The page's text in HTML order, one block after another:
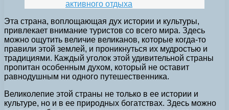
активного отдыха
Эта страна, воплощающая дух истории и культуры,
привлекает внимание туристов со всего мира. Здесь
можно ощутить величие великанов, которые когда-то
правили этой землей, и проникнуться их мудростью и
традициями. Каждый уголок этой удивительной страны
пропитан особенным духом, который не оставит
равнодушным ни одного путешественника.
Великолепие этой страны не только в ее истории и
культуре, но и в ее природных богатствах. Здесь можно